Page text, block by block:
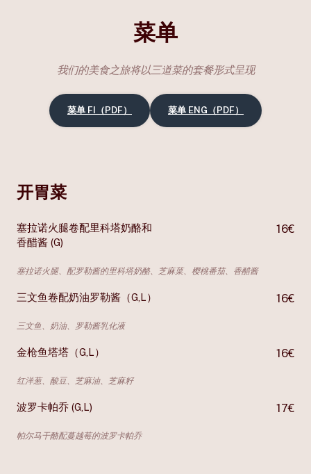
菜单
我们的美食之旅将以三道菜的套餐形式呈现
菜单 FI（PDF） 菜单 ENG（PDF）
开胃菜
塞拉诺火腿卷配里科塔奶酪和
香醋酱 (G)
塞拉诺火腿、配罗勒酱的里科塔奶酪、芝麻菜、樱桃番茄、香醋酱
16€
三文鱼卷配奶油罗勒酱（G,L）
三文鱼、奶油、罗勒酱乳化液
16€
金枪鱼塔塔（G,L）
红洋葱、酸豆、芝麻油、芝麻籽
16€
波罗卡帕乔 (G,L)
帕尔马干酪配蔓越莓的波罗卡帕乔
17€